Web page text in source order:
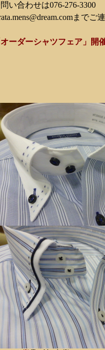
い合わせは076-276-3300
までご
オーダーシャツフェア」開